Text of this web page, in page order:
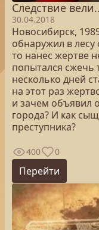
Следствие
30.04.2018
Новосибирск,
обнаружил в
то нанес жертве
попытался сжечь
несколько дней
на этот раз
и зачем объявил
города? И как
преступника?
400 0
Перейти